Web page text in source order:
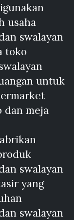
usaha
swalayan
toko
untuk
dan meja
swalayan
yang
swalayan